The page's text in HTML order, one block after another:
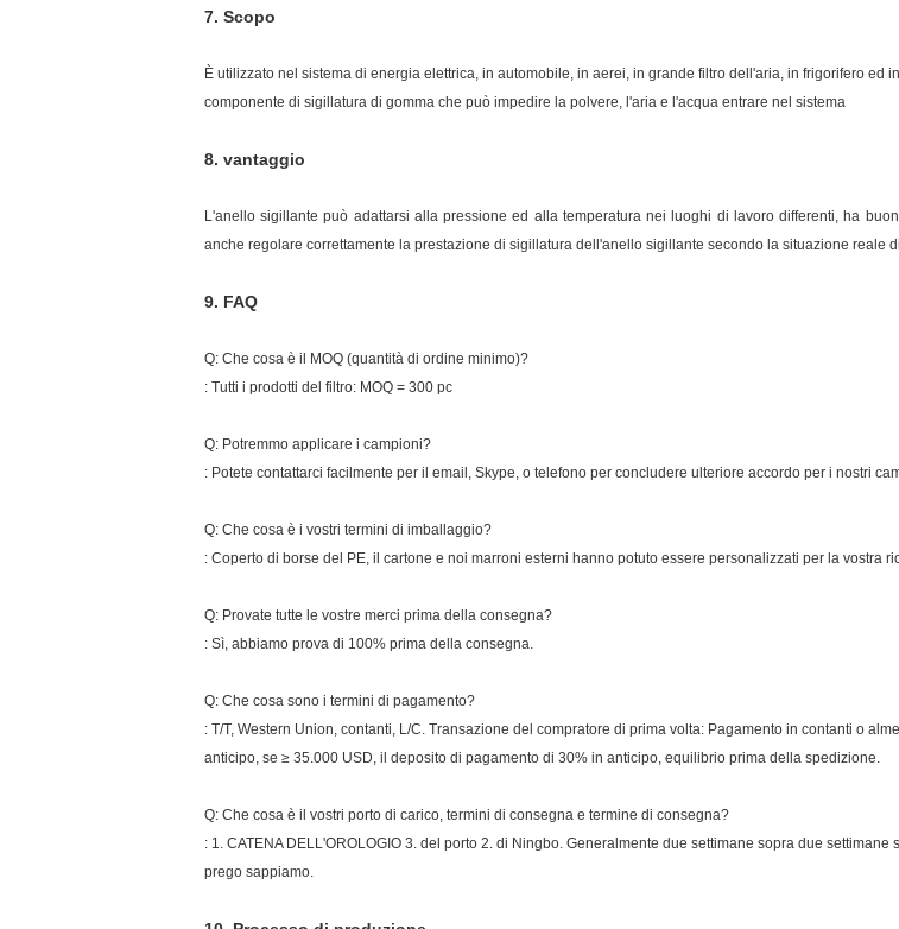
7. Scopo
È utilizzato nel sistema di energia elettrica, in automobile, in aerei, in grande filtro dell'aria, in frigorifero
componente di sigillatura di gomma che può impedire la polvere, l'aria e l'acqua entrare nel sistema
8. vantaggio
L'anello sigillante può adattarsi alla pressione ed alla temperatura nei luoghi di lavoro differenti, ha
anche regolare correttamente la prestazione di sigillatura dell'anello sigillante secondo la situazione reale
9. FAQ
Q: Che cosa è il MOQ (quantità di ordine minimo)?
: Tutti i prodotti del filtro: MOQ = 300 pc
Q: Potremmo applicare i campioni?
: Potete contattarci facilmente per il email, Skype, o telefono per concludere ulteriore accordo per i nostri
Q: Che cosa è i vostri termini di imballaggio?
: Coperto di borse del PE, il cartone e noi marroni esterni hanno potuto essere personalizzati per la vostra
Q: Provate tutte le vostre merci prima della consegna?
: Sì, abbiamo prova di 100% prima della consegna.
Q: Che cosa sono i termini di pagamento?
: T/T, Western Union, contanti, L/C. Transazione del compratore di prima volta: Pagamento in contanti o
anticipo, se ≥ 35.000 USD, il deposito di pagamento di 30% in anticipo, equilibrio prima della spedizione.
Q: Che cosa è il vostri porto di carico, termini di consegna e termine di consegna?
: 1. CATENA DELL'OROLOGIO 3. del porto 2. di Ningbo. Generalmente due settimane sopra due
prego sappiamo.